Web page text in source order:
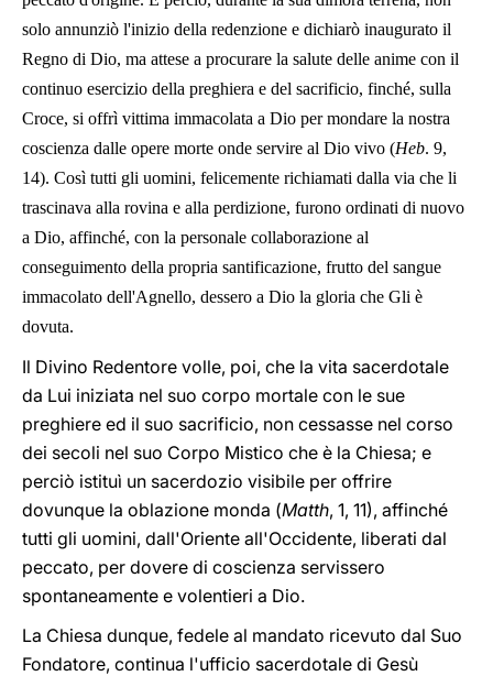
solo annunziò l'inizio della redenzione e dichiarò inaugurato il
Regno di Dio, ma attese a procurare la salute delle anime con il
continuo esercizio della preghiera e del sacrificio, finché, sulla
Croce, si offrì vittima immacolata a Dio per mondare la nostra
coscienza dalle opere morte onde servire al Dio vivo (Heb. 9,
14). Così tutti gli uomini, felicemente richiamati dalla via che li
trascinava alla rovina e alla perdizione, furono ordinati di nuovo
a Dio, affinché, con la personale collaborazione al
conseguimento della propria santificazione, frutto del sangue
immacolato dell'Agnello, dessero a Dio la gloria che Gli è
dovuta.
Il Divino Redentore volle, poi, che la vita sacerdotale
da Lui iniziata nel suo corpo mortale con le sue
preghiere ed il suo sacrificio, non cessasse nel corso
dei secoli nel suo Corpo Mistico che è la Chiesa; e
perciò istituì un sacerdozio visibile per offrire
dovunque la oblazione monda (Matth, 1, 11), affinché
tutti gli uomini, dall'Oriente all'Occidente, liberati dal
peccato, per dovere di coscienza servissero
spontaneamente e volentieri a Dio.
La Chiesa dunque, fedele al mandato ricevuto dal Suo
Fondatore, continua l'ufficio sacerdotale di Gesù